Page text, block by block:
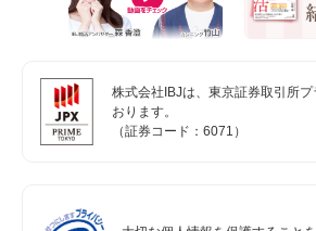
株式会社IBJは、東京証券取引所
おります。
（証券コード：6071）